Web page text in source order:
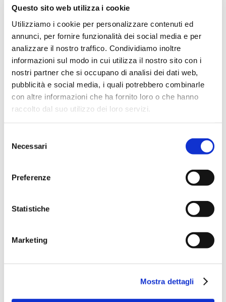
Questo sito web utilizza i cookie
Utilizziamo i cookie per personalizzare contenuti ed
annunci, per fornire funzionalità dei social media e per
analizzare il nostro traffico. Condividiamo inoltre
informazioni sul modo in cui utilizza il nostro sito con i
nostri partner che si occupano di analisi dei dati web,
pubblicità e social media, i quali potrebbero combinarle
con altre informazioni che ha fornito loro o che hanno
raccolto dal suo utilizzo dei loro servizi.
delNecessari
Preferenze
Statistiche
Marketing
Mostra dettagli
questa serata di generosità e armonia. La
location ha contribuito a creare un’atmosfera
intima e coinvolgente, permettendo agli
spettatori di immergersi completamente nella
magia della musica.
La partecipazione del pubblico è stata calorosa e
partecipe ad ogni esibizione. L’evento ha
mezzo di connessione umana, capace di toccare il
In conclusione, non è stato solo un concerto,
ma un atto d’amore attraverso la musica. Una
serata che ha dimostrato che la bellezza della
generosità può essere espressa attraverso le
note, creando un legame indelebile tra l’arte e
la volontà di fare del bene.